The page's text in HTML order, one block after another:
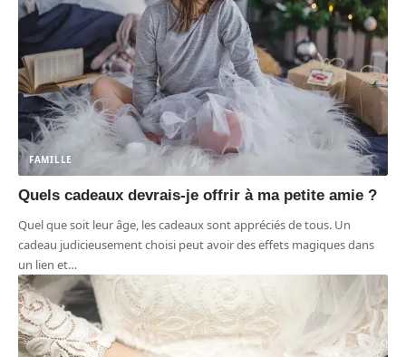
FAMILLE
Quels cadeaux devrais-je offrir à ma petite amie ?
Quel que soit leur âge, les cadeaux sont appréciés de tous. Un
cadeau judicieusement choisi peut avoir des effets magiques dans
un lien et…